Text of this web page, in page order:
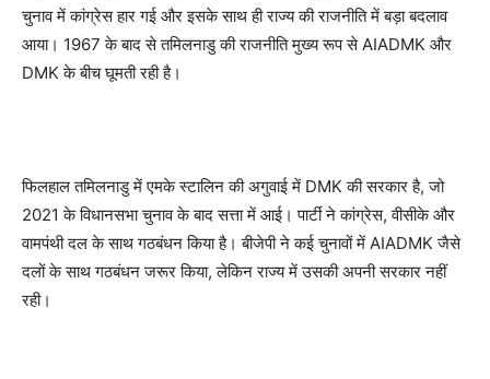
चुनाव में कांग्रेस हार गई और इसके साथ ही राज्य की राजनीति में बड़ा बदलाव
आया। 1967 के बाद से तमिलनाडु की राजनीति मुख्य रूप से AIADMK और
DMK के बीच घूमती रही है।
फिलहाल तमिलनाडु में एमके स्टालिन की अगुवाई में DMK की सरकार है, जो
2021 के विधानसभा चुनाव के बाद सत्ता में आई। पार्टी ने कांग्रेस, वीसीके और
वामपंथी दल के साथ गठबंधन किया है। बीजेपी ने कई चुनावों में AIADMK जैसे
दलों के साथ गठबंधन जरूर किया, लेकिन राज्य में उसकी अपनी सरकार नहीं
रही।